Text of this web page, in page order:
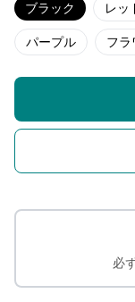
ブラック レッ
パープル フラ
必